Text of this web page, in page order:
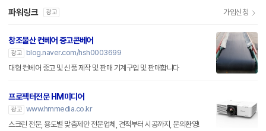
파워링크 광고 가입신청
창조물산 컨베어 중고콘베어
광고
blog.naver.com/hsh0003699
대형 컨베어 중고 및 신품 제작 및 판매 기계구입 및 판매합니다
프로젝터전문 HM미디어
광고 www.hmmedia.co.kr
스크린 전문, 용도별 맞춤제안 전문업체, 견적부터 시공까지, 문의환영!